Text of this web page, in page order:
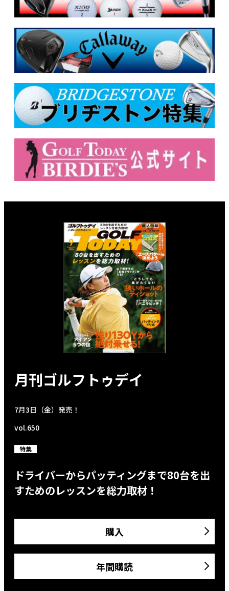
月刊ゴルフトゥデイ
7月3日（金）発売！
vol.650
特集
ドライバーからパッティングまで80台を出
すためのレッスンを総力取材！
購入
年間購読